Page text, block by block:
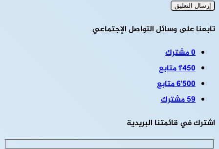
تابعنا على وسائل التواصل الإجتماعي
0مشترك
1٬450متابع
6٬500متابع
59مشترك
اشترك في قائمتنا البريدية